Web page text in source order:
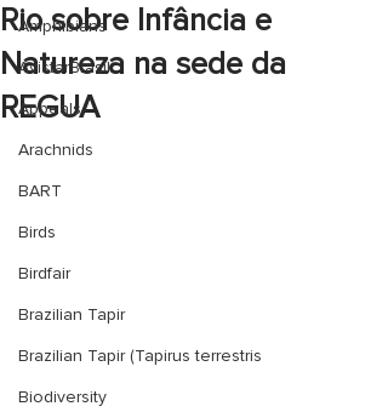
Amphibians
AvistarBrasil
Appeals
Arachnids
BART
Birds
Birdfair
Brazilian Tapir
Brazilian Tapir (Tapirus terrestris
Biodiversity
Rio sobre Infância e
Natureza na sede da
REGUA